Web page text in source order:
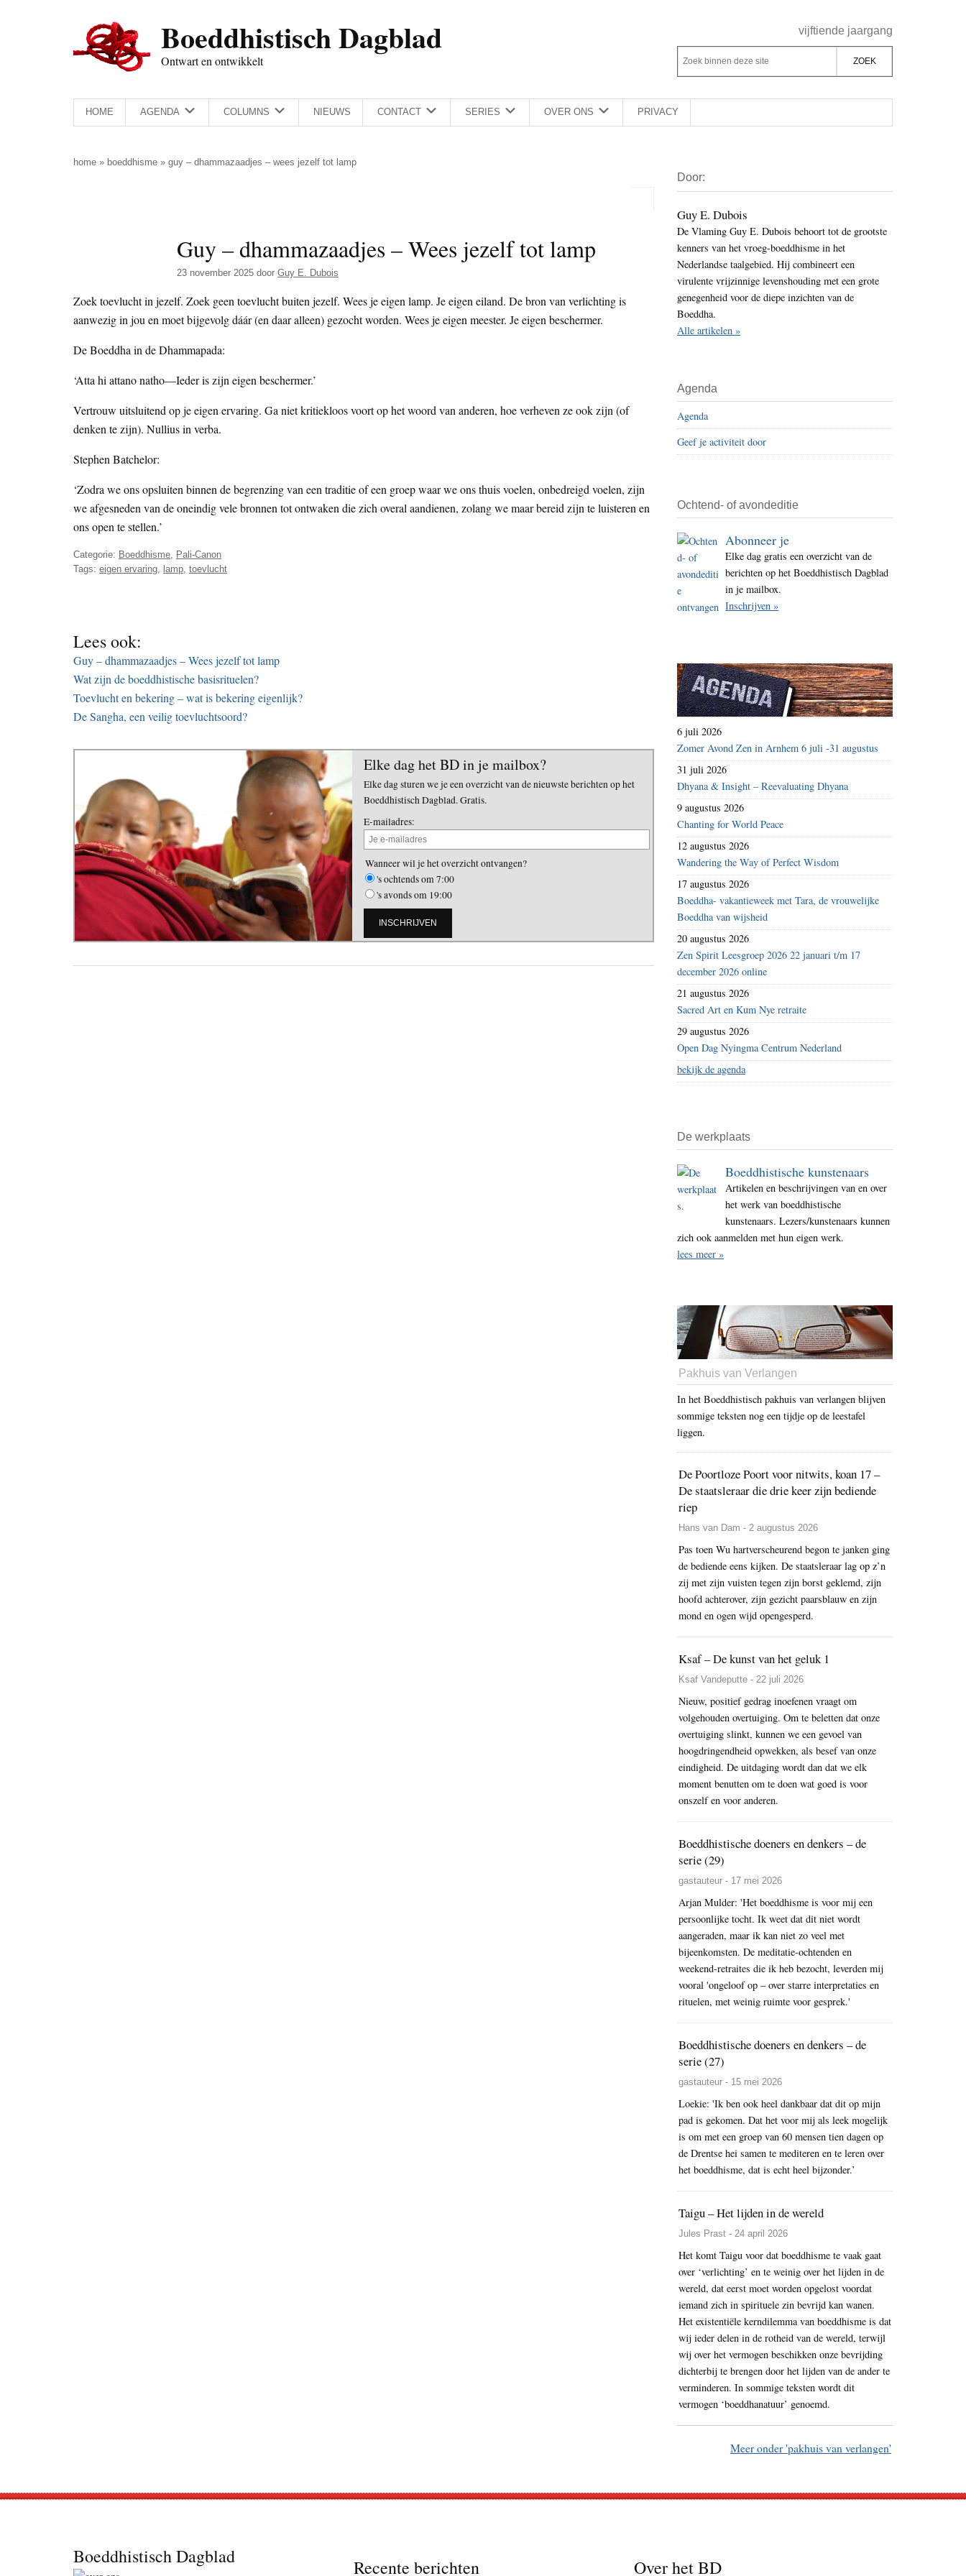
Boeddhistisch Dagblad
Ontwart en ontwikkelt
Rechts
vijftiende jaargang
Z
o
e
k
d
e
z
e
s
i
t
e
Z
o
k
b
n
n
d
e
z
e
s
i
HOME AGENDA COLUMNS NIEUWS CONTACT SERIES OVER ONS PRIVACY
home » boeddhisme » guy – dhammazaadjes – wees jezelf tot lamp
Guy – dhammazaadjes – Wees jezelf tot lamp
23 november 2025 door Guy E. Dubois
Zoek toevlucht in jezelf. Zoek geen toevlucht buiten jezelf. Wees je eigen lamp. Je eigen eiland. De bron van verlichting is
aanwezig in jou en moet bijgevolg dáár (en daar alleen) gezocht worden. Wees je eigen meester. Je eigen beschermer.
De Boeddha in de Dhammapada:
‘Atta hi attano natho—Ieder is zijn eigen beschermer.’
Vertrouw uitsluitend op je eigen ervaring. Ga niet kritiekloos voort op het woord van anderen, hoe verheven ze ook zijn (of
denken te zijn). Nullius in verba.
Stephen Batchelor:
‘Zodra we ons opsluiten binnen de begrenzing van een traditie of een groep waar we ons thuis voelen, onbedreigd voelen, zijn
we afgesneden van de oneindig vele bronnen tot ontwaken die zich overal aandienen, zolang we maar bereid zijn te luisteren en
ons open te stellen.’
Categorie: Boeddhisme, Pali-Canon
Tags: eigen ervaring, lamp, toevlucht
Lees ook:
Guy – dhammazaadjes – Wees jezelf tot lamp
Wat zijn de boeddhistische basisrituelen?
Toevlucht en bekering – wat is bekering eigenlijk?
De Sangha, een veilig toevluchtsoord?
Elke dag het BD in je mailbox?
Elke dag sturen we je een overzicht van de nieuwste berichten op het
Boeddhistisch Dagblad. Gratis.
E-mailadres:
Wanneer wil je het overzicht ontvangen?
's ochtends om 7:00
's avonds om 19:00
Sidebar
Door:
Guy E. Dubois
De Vlaming Guy E. Dubois behoort tot de grootste
kenners van het vroeg-boeddhisme in het
Nederlandse taalgebied. Hij combineert een
virulente vrijzinnige levenshouding met een grote
genegenheid voor de diepe inzichten van de
Boeddha.
Alle artikelen »
Agenda
Agenda
Geef je activiteit door
Ochtend- of avondeditie
Abonneer je
Elke dag gratis een overzicht van de
berichten op het Boeddhistisch Dagblad
in je mailbox.
Inschrijven »
6 juli 2026
Zomer Avond Zen in Arnhem 6 juli -31 augustus
31 juli 2026
Dhyana & Insight – Reevaluating Dhyana
9 augustus 2026
Chanting for World Peace
12 augustus 2026
Wandering the Way of Perfect Wisdom
17 augustus 2026
Boeddha- vakantieweek met Tara, de vrouwelijke
Boeddha van wijsheid
20 augustus 2026
Zen Spirit Leesgroep 2026 22 januari t/m 17
december 2026 online
21 augustus 2026
Sacred Art en Kum Nye retraite
29 augustus 2026
Open Dag Nyingma Centrum Nederland
bekijk de agenda
De werkplaats
Boeddhistische kunstenaars
Artikelen en beschrijvingen van en over
het werk van boeddhistische
kunstenaars. Lezers/kunstenaars kunnen
zich ook aanmelden met hun eigen werk.
lees meer »
Pakhuis van Verlangen
In het Boeddhistisch pakhuis van verlangen blijven
sommige teksten nog een tijdje op de leestafel
liggen.
De Poortloze Poort voor nitwits, koan 17 –
De staatsleraar die drie keer zijn bediende
riep
Hans van Dam - 2 augustus 2026
Pas toen Wu hartverscheurend begon te janken ging
de bediende eens kijken. De staatsleraar lag op z’n
zij met zijn vuisten tegen zijn borst geklemd, zijn
hoofd achterover, zijn gezicht paarsblauw en zijn
mond en ogen wijd opengesperd.
Ksaf – De kunst van het geluk 1
Ksaf Vandeputte - 22 juli 2026
Nieuw, positief gedrag inoefenen vraagt om
volgehouden overtuiging. Om te beletten dat onze
overtuiging slinkt, kunnen we een gevoel van
hoogdringendheid opwekken, als besef van onze
eindigheid. De uitdaging wordt dan dat we elk
moment benutten om te doen wat goed is voor
onszelf en voor anderen.
Boeddhistische doeners en denkers – de
serie (29)
gastauteur - 17 mei 2026
Arjan Mulder: 'Het boeddhisme is voor mij een
persoonlijke tocht. Ik weet dat dit niet wordt
aangeraden, maar ik kan niet zo veel met
bijeenkomsten. De meditatie-ochtenden en
weekend-retraites die ik heb bezocht, leverden mij
vooral 'ongeloof op – over starre interpretaties en
rituelen, met weinig ruimte voor gesprek.'
Boeddhistische doeners en denkers – de
serie (27)
gastauteur - 15 mei 2026
Loekie: 'Ik ben ook heel dankbaar dat dit op mijn
pad is gekomen. Dat het voor mij als leek mogelijk
is om met een groep van 60 mensen tien dagen op
de Drentse hei samen te mediteren en te leren over
het boeddhisme, dat is echt heel bijzonder.’
Taigu – Het lijden in de wereld
Jules Prast - 24 april 2026
Het komt Taigu voor dat boeddhisme te vaak gaat
over ‘verlichting’ en te weinig over het lijden in de
wereld, dat eerst moet worden opgelost voordat
iemand zich in spirituele zin bevrijd kan wanen.
Het existentiële kerndilemma van boeddhisme is dat
wij ieder delen in de rotheid van de wereld, terwijl
wij over het vermogen beschikken onze bevrijding
dichterbij te brengen door het lijden van de ander te
verminderen. In sommige teksten wordt dit
vermogen ‘boeddhanatuur’ genoemd.
Meer onder 'pakhuis van verlangen'
Boeddhistisch Dagblad Recente berichten Over het BD